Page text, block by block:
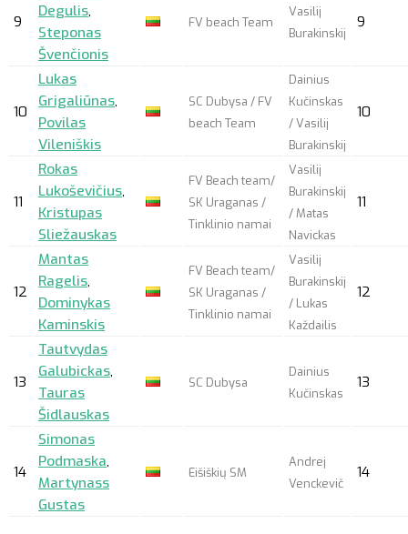
9
Degulis,
Steponas
Švenčionis
FV beach Team
Vasilij
Burakinskij
9
10
Lukas
Grigaliūnas,
Povilas
Vileniškis
SC Dubysa / FV
beach Team
Dainius
Kučinskas
/ Vasilij
Burakinskij
10
11
Rokas
Lukoševičius,
Kristupas
Sliežauskas
FV Beach team/
SK Uraganas /
Tinklinio namai
Vasilij
Burakinskij
/ Matas
Navickas
11
12
Mantas
Ragelis,
Dominykas
Kaminskis
FV Beach team/
SK Uraganas /
Tinklinio namai
Vasilij
Burakinskij
/ Lukas
Každailis
12
13
Tautvydas
Galubickas,
Tauras
Šidlauskas
SC Dubysa
Dainius
Kučinskas
13
14
Simonas
Podmaska,
Martynass
Gustas
Eišiškių SM
Andrej
Venckevič
14